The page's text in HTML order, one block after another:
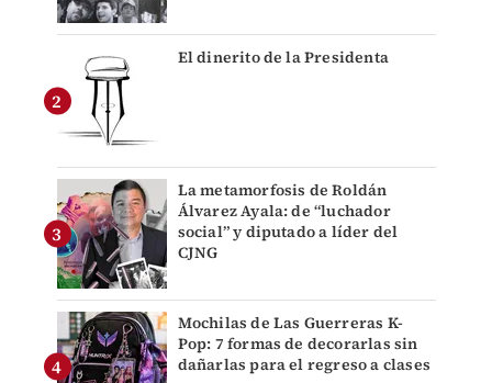
El dinerito de la Presidenta
La metamorfosis de Roldán
Álvarez Ayala: de “luchador
social” y diputado a líder del
CJNG
Mochilas de Las Guerreras K-
Pop: 7 formas de decorarlas sin
dañarlas para el regreso a clases